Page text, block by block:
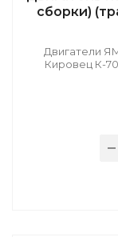
сборки)
Двигатели
Кировец К-